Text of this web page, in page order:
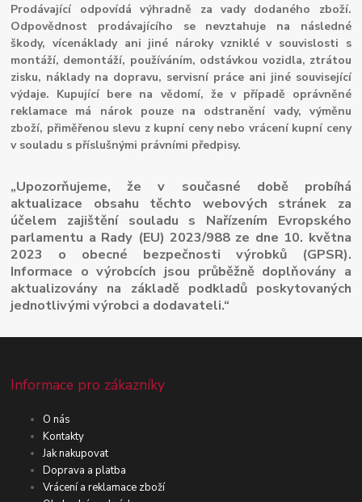
Prodávající odpovídá výhradně za vady dodaného zboží.
Odpovědnost prodávajícího se nevztahuje na následné
škody, vícenáklady ani jiné nároky vzniklé v souvislosti s
montáží, demontáží, používáním, odstávkou vozidla, ztrátou
zisku, náklady na dopravu, servisní práce ani jiné související
výdaje. Kupující bere na vědomí, že v případě oprávněné
reklamace má nárok pouze na odstranění vady, výměnu
zboží, přiměřenou slevu z kupní ceny nebo vrácení kupní ceny
v souladu s příslušnými právními předpisy.
„Upozorňujeme, že v současné době probíhá
aktualizace obsahu těchto webových stránek za
účelem zajištění souladu s Nařízením Evropského
parlamentu a Rady (EU) 2023/988 ze dne 10. května
2023 o obecné bezpečnosti výrobků (GPSR).
Informace o výrobcích jsou průběžně doplňovány a
aktualizovány na základě podkladů poskytovaných
jednotlivými výrobci a dodavateli.“
Informace pro zákazníky
O nás
Kontakty
Jak nakupovat
Doprava a platba
Vrácení a reklamace zboží